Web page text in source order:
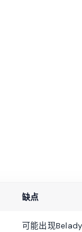
缺点
可能出现